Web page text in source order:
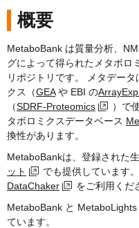
概要
MetaboBank は質量分析、
グによって得られたメタボロ
リポジトリです。 メタデー
クス（GEAや EBI の
（SDRF-Proteomics
）で
タボロミクスデータベース
換性があります。
MetaboBankは、登録された
ット
でも提供しています
DataChaker
をご利用くだ
MetaboBank と
ています。